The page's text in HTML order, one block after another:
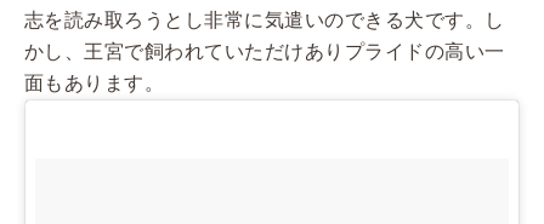
志を読み取ろうとし非常に気遣いのできる犬です。し
かし、王宮で飼われていただけありプライドの高い一
面もあります。